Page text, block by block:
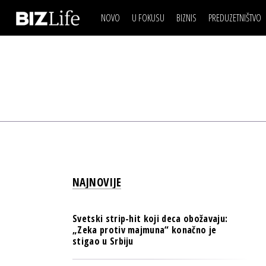
NOVO U FOKUSU BIZNIS
ESG & ENERGY
PULS REGIONA
PREDUZETNIŠTVO
IZJAVA DANABIZNIS SCENA
NOVO NA RAFU
NAJNOVIJE
Svetski strip-hit koji deca obožavaju:
„Zeka protiv majmuna“ konačno je
stigao u Srbiju